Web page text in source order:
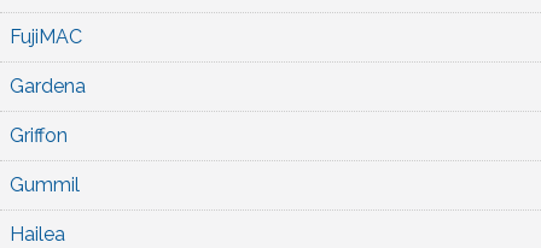
FujiMAC
Gardena
Griffon
Gummil
Hailea